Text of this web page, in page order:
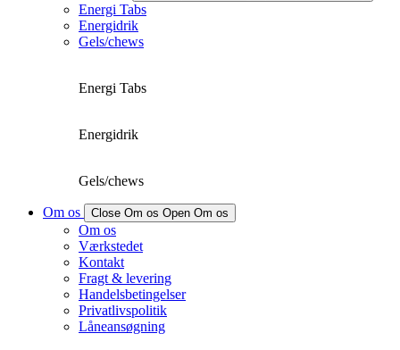
Energi Tabs
Energidrik
Gels/chews
Energi Tabs
Energidrik
Gels/chews
Om os Close Om os Open Om os
Om os
Værkstedet
Kontakt
Fragt & levering
Handelsbetingelser
Privatlivspolitik
Låneansøgning